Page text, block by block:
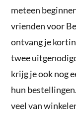
meteen
vrienden voor
ontvang je
twee
krijg je ook nog
hun
veel van